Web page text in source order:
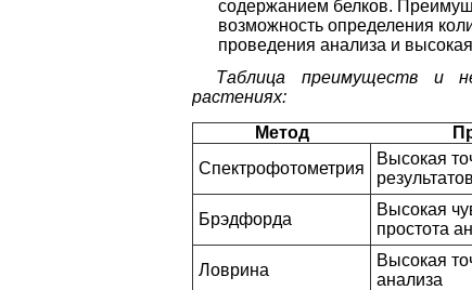
содержанием белков.
возможность определения
проведения анализа и
Таблица преимуществ и
растениях:
Метод
Спектрофотометрия
Высокая
результатов
Брэдфорда
Высокая
простота
Ловрина
Высокая
анализа